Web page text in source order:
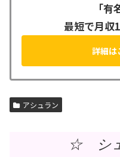
「有
最短で月収
詳細は
アシュラン
☆ シ